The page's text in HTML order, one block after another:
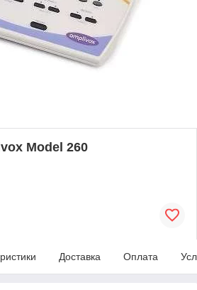
Model 260
Доставка Оплата